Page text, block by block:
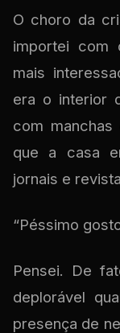
O choro da
importei com
mais
era o interior
com
que a casa
jornais e
“Péssimo
Pensei. De
deplorável
presença de